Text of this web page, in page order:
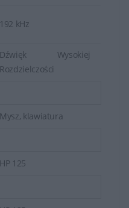
192 kHz
Dźwięk Wysokiej
Rozdzielczości
Mysz, klawiatura
HP 125